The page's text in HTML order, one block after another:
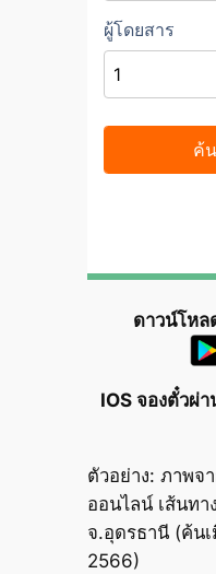
ดาวน์โห
IOS จองตั๋วผ่
ตัวอย่าง: ภาพจ
ออนไลน์ เส้นทา
จ.อุดรธานี (ค้น
2566)